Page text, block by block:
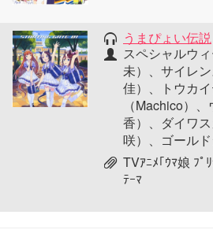
うまぴょい伝説
スペシャルウ
未）、サイレ
佳）、トウカ
（Machico）
香）、ダイワ
咲）、ゴール
TVｱﾆﾒ｢ｳﾏ娘 ﾌﾟ
ﾃｰﾏ